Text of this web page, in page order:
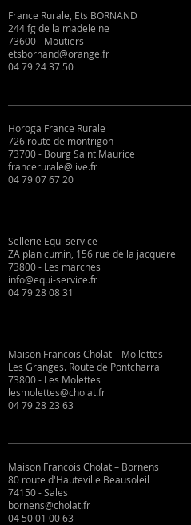
France Rurale, Ets BORNAND
244 fg de la madeleine
73600 - Moutiers
etsbornand@orange.fr
04 79 24 37 50
Horoga France Rurale
726 route de montrigon
73700 - Bourg Saint Maurice
francerurale@live.fr
04 79 07 67 20
Sellerie Equi service
ZA plan cumin, 156 rue de la jacquere
73800 - Les marches
info@equi-service.fr
04 79 28 08 31
Maison Francois Cholat – Mollettes
Les Granges. Route de Pontcharra
73800 - Les Molettes
lesmolettes@cholat.fr
04 79 28 23 63
Maison Francois Cholat – Bornens
80 route d'Hauteville Beausoleil
74150 - Sales
bornens@cholat.fr
04 50 01 00 63